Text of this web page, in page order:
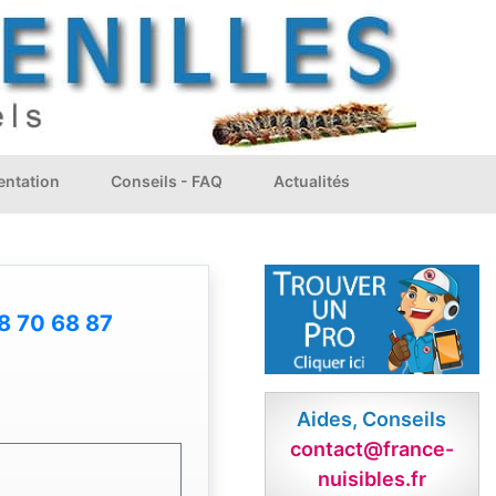
Conseils - FAQ Actualités
70 68 87
Aides, Conseils
contact@france-
nuisibles.fr